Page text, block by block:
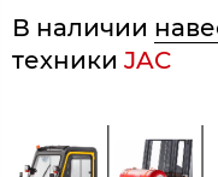
В наличии
техники JAC